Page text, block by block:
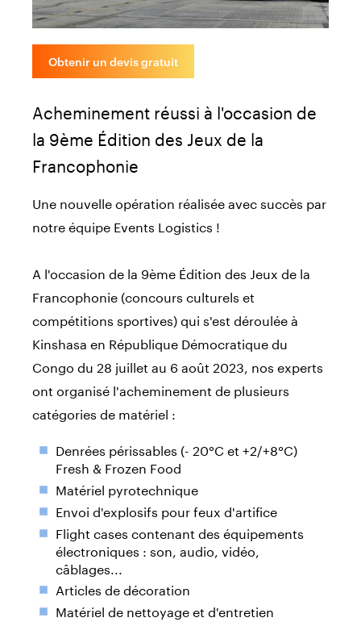
Obtenir un devis gratuit
Acheminement réussi à l'occasion de
la 9ème Édition des Jeux de la
Francophonie
Une nouvelle opération réalisée avec succès par
notre équipe Events Logistics !
A l'occasion de la 9ème Édition des Jeux de la
Francophonie (concours culturels et
compétitions sportives) qui s'est déroulée à
Kinshasa en République Démocratique du
Congo du 28 juillet au 6 août 2023, nos experts
ont organisé l'acheminement de plusieurs
catégories de matériel :
Denrées périssables (- 20°C et +2/+8°C)
Fresh & Frozen Food
Matériel pyrotechnique
Envoi d'explosifs pour feux d'artifice
Flight cases contenant des équipements
électroniques : son, audio, vidéo,
câblages...
Articles de décoration
Matériel de nettoyage et d'entretien